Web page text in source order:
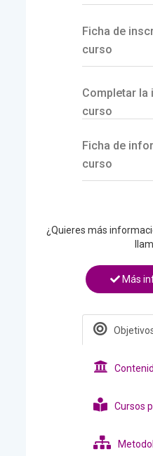
Ficha de
curso
Completar la
curso
Ficha de
curso
¿Quieres más
Más
Cursos